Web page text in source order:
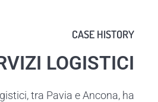
CASE HISTORY
LOGISTICI
tra Pavia e Ancona, ha